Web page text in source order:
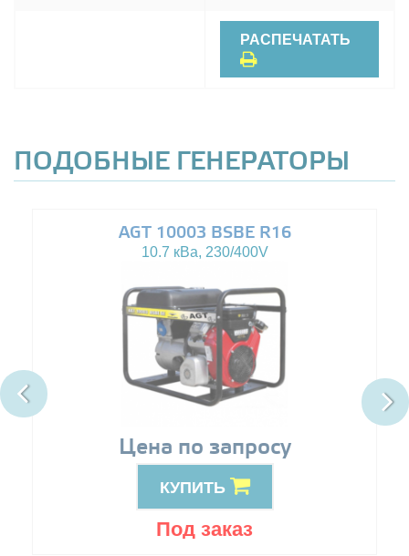
РАСПЕЧАТАТЬ
ПОДОБНЫЕ ГЕНЕРАТОРЫ
AGT 10003 BSBE R16
10.7 кВа, 230/400V
Цена по запросу
КУПИТЬ
Под заказ